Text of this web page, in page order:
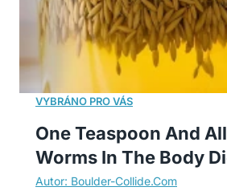
One Teaspoon And
Worms In The Body